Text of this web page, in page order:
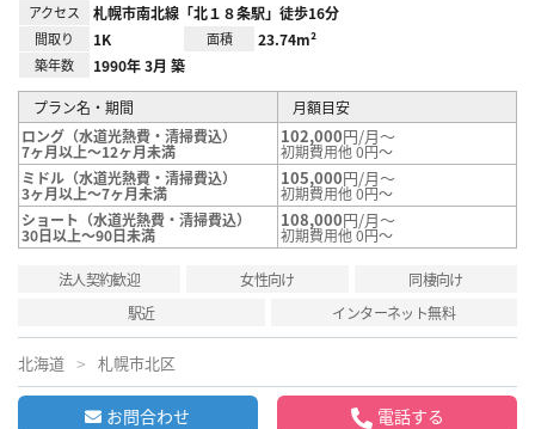
アクセス 札幌市南北線「北１８条駅」徒歩16分
間取り 1K 面積 23.74m²
築年数 1990年 3月 築
プラン名・期間
月額目安
ロング（水道光熱費・清掃費込）
7ヶ月以上～12ヶ月未満
102,000円/月～
初期費用他 0円～
ミドル（水道光熱費・清掃費込）
3ヶ月以上～7ヶ月未満
105,000円/月～
初期費用他 0円～
ショート（水道光熱費・清掃費込）
30日以上～90日未満
108,000円/月～
初期費用他 0円～
法人契約歓迎 女性向け
同棲向け
駅近
インターネット無料
北海道 札幌市北区
お問合わせ 電話する